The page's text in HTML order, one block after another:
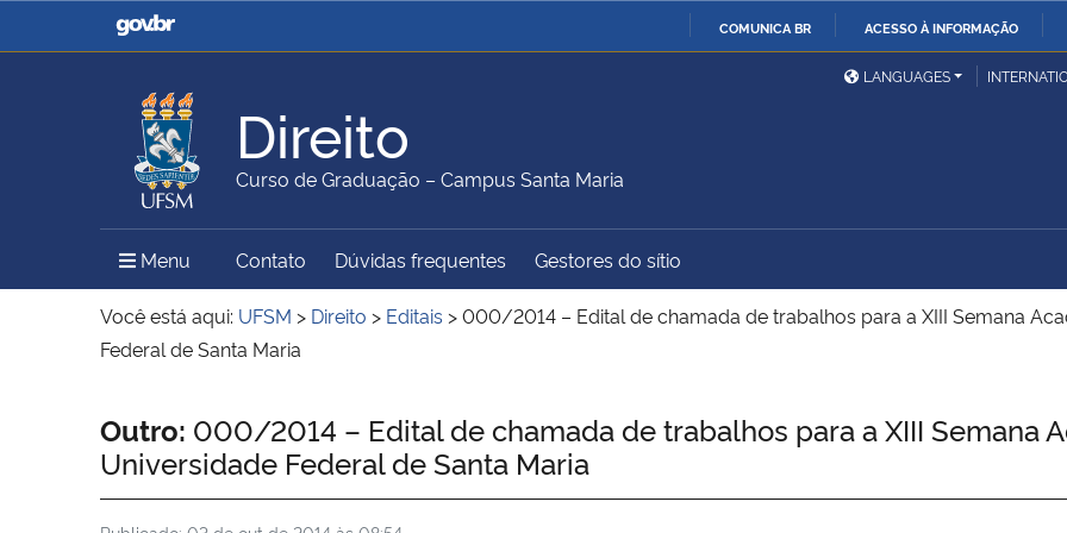
COMUNICA BR ACESSO À INFORMAÇÃO
Casa Civil
Ministério da Justiça e
Ministério da Defesa
Ministério das Relações
Exteriores
Ministério da Agricultura,
Pecuária e Abastecimento
Ministério da Educação
Ministério do Meio Ambiente Ministério do Turismo
Ministério do
Desenvolvimento Regional
União
Institucional
LANGUAGES
Direito
Curso de Graduação – Campus Santa Maria
Menu Menu Principal do Sítio
Contato Dúvidas frequentes Gestores do sítio
Você está aqui: UFSM > Direito > Editais >000/2014 – Edital de chamada de trabalhos para a XIII Semana
Federal de Santa Maria
Início do conteúdo
Outro: 000/2014 – Edital de chamada de trabalhos para a XIII Semana
Universidade Federal de Santa Maria